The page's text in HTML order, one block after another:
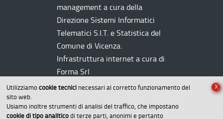
Utilizziamo cookie tecnici necessari al corretto funzionamento del
sito web.
Usiamo inoltre strumenti di analisi del traffico, che impostano
cookie di tipo analitico di terze parti, anonimi e pertanto
X
management a cura della
Direzione Sistemi Informatici
Telematici S.I.T. e Statistica del
Comune di Vicenza.
Infrastruttura internet a cura di
Forma Srl